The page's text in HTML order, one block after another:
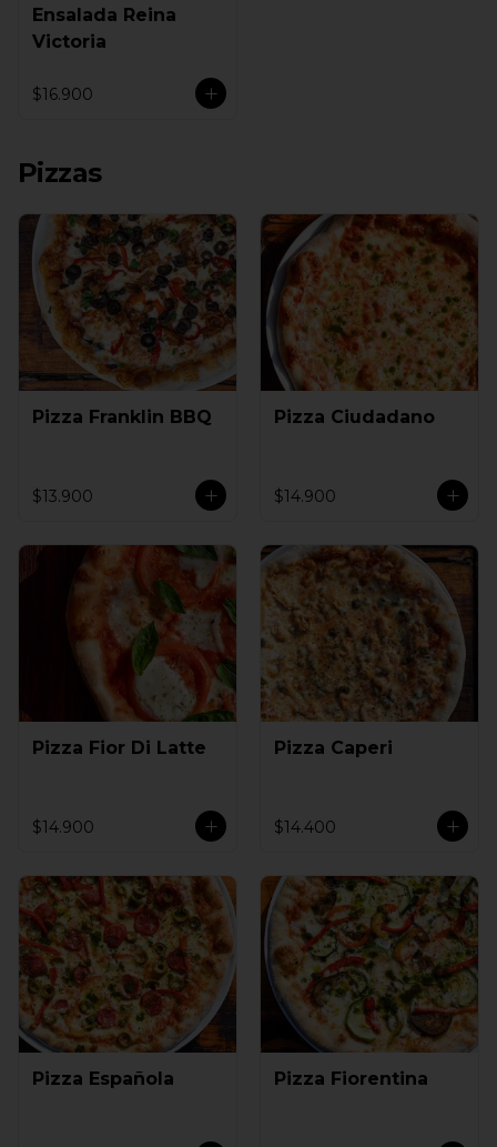
Ensalada Reina
Victoria
$16.900
Pizzas
Pizza Franklin BBQ
$13.900
Pizza Ciudadano
$14.900
Pizza Fior Di Latte
$14.900
Pizza Caperi
$14.400
Pizza Española Pizza Fiorentina